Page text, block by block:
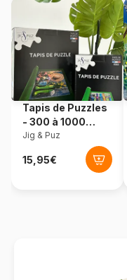
EAN
Nombre de pièces
Dimensions
Tapis de Puzzles
- 300 à 1000
pièces
Jig & Puz